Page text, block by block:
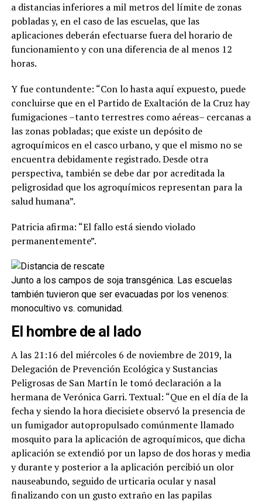
a distancias inferiores a mil metros del límite de zonas
pobladas y, en el caso de las escuelas, que las
aplicaciones deberán efectuarse fuera del horario de
funcionamiento y con una diferencia de al menos 12
horas.
Y fue contundente: “Con lo hasta aquí expuesto, puede
concluirse que en el Partido de Exaltación de la Cruz hay
fumigaciones –tanto terrestres como aéreas– cercanas a
las zonas pobladas; que existe un depósito de
agroquímicos en el casco urbano, y que el mismo no se
encuentra debidamente registrado. Desde otra
perspectiva, también se debe dar por acreditada la
peligrosidad que los agroquímicos representan para la
salud humana”.
Patricia afirma: “El fallo está siendo violado
permanentemente”.
Junto a los campos de soja transgénica. Las escuelas
también tuvieron que ser evacuadas por los venenos:
monocultivo vs. comunidad.
El hombre de al lado
A las 21:16 del miércoles 6 de noviembre de 2019, la
Delegación de Prevención Ecológica y Sustancias
Peligrosas de San Martín le tomó declaración a la
hermana de Verónica Garri. Textual: “Que en el día de la
fecha y siendo la hora diecisiete observó la presencia de
un fumigador autopropulsado comúnmente llamado
mosquito para la aplicación de agroquímicos, que dicha
aplicación se extendió por un lapso de dos horas y media
y durante y posterior a la aplicación percibió un olor
nauseabundo, seguido de urticaria ocular y nasal
finalizando con un gusto extraño en las papilas